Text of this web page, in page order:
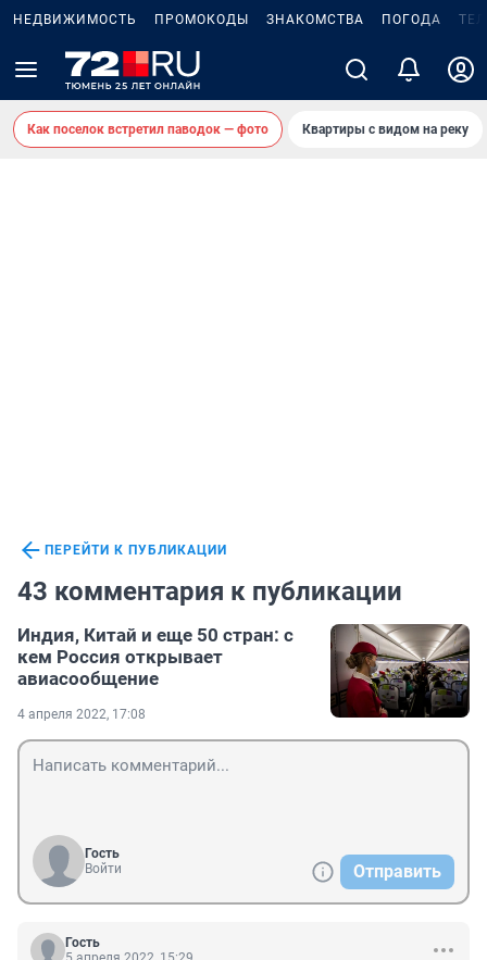
НЕДВИЖИМОСТЬ ПРОМОКОДЫ ЗНАКОМСТВА ПОГОДА
Как поселок встретил паводок — фото Квартиры с видом на реку
ПЕРЕЙТИ К ПУБЛИКАЦИИ
43 комментария к публикации
Индия, Китай и еще 50 стран: с
кем Россия открывает
авиасообщение
4 апреля 2022, 17:08
Гость
Войти
Отправить
Гость